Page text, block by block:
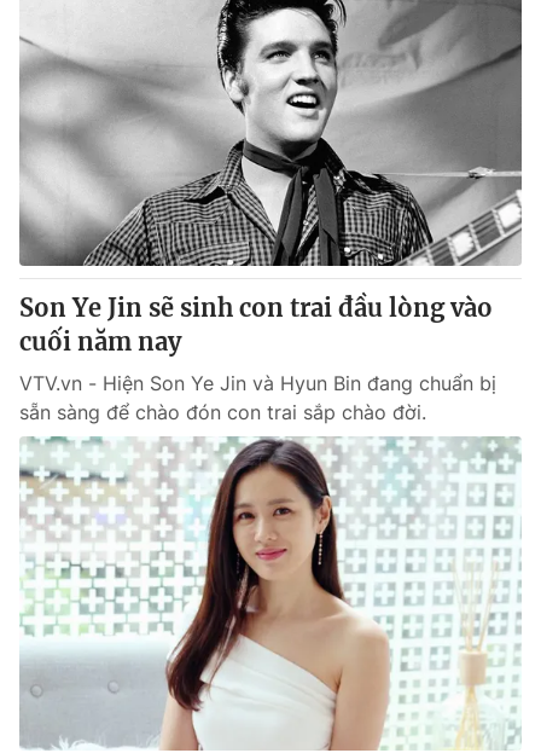
Theo dõi báo trên
Cơ quan chủ quản:
Đài Truyền hình Việt Nam
Cơ quan báo chí:
Thời báo VTV
Giấy phép hoạt động báo in và báo điện tử số 483/GP-BTTTT
cấp ngày 29/12/2023
Tổng Biên tập:Vũ Thanh Thủy
Phó Tổng Biên tập:Nguyễn Thị Mỹ Hạnh, Phạm Quốc Thắng,
Nguyễn Trọng Ninh
Tổng đài VTV: 024.38 355 931 - 024.38 355 932
Ðiện thoại Thời báo VTV:
024.66 897 897
Email:toasoan@vtv.vn
Liên hệ quảng cáo:024-7300.7108
Son Ye Jin sẽ sinh con trai đầu lòng vào
cuối năm nay
VTV.vn - Hiện Son Ye Jin và Hyun Bin đang chuẩn bị
sẵn sàng để chào đón con trai sắp chào đời.